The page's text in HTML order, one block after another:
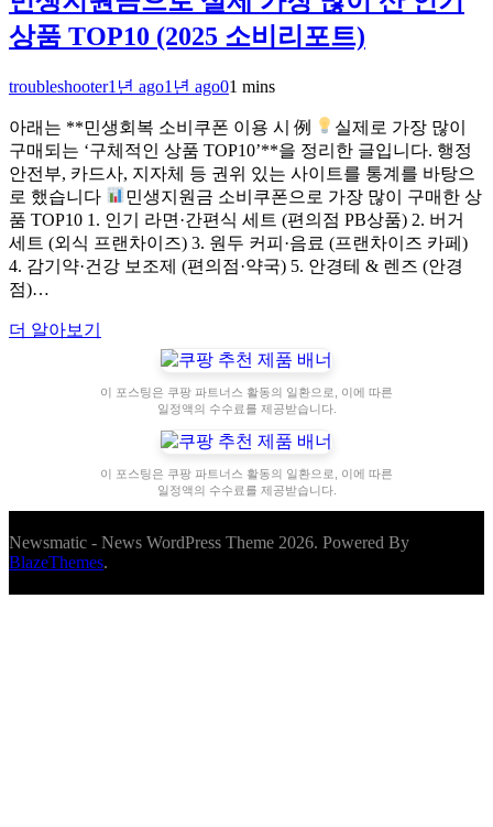
상품 TOP10 (2025 소비리포트)
troubleshooter1년 ago1년 ago01 mins
아래는 **민생회복 소비쿠폰 이용 시 例
실제로 가장 많이
구매되는 ‘구체적인 상품 TOP10’**을 정리한 글입니다. 행정
안전부, 카드사, 지자체 등 권위 있는 사이트를 통계를 바탕으
로 했습니다
민생지원금 소비쿠폰으로 가장 많이 구매한 상
품 TOP10 1. 인기 라면·간편식 세트 (편의점 PB상품) 2. 버거
세트 (외식 프랜차이즈) 3. 원두 커피·음료 (프랜차이즈 카페)
4. 감기약·건강 보조제 (편의점·약국) 5. 안경테 & 렌즈 (안경
점)…
더 알아보기
이 포스팅은 쿠팡 파트너스 활동의 일환으로, 이에 따른
일정액의 수수료를 제공받습니다.
이 포스팅은 쿠팡 파트너스 활동의 일환으로, 이에 따른
일정액의 수수료를 제공받습니다.
Newsmatic - News WordPress Theme 2026. Powered By
BlazeThemes.